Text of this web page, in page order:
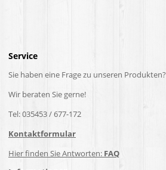
Service
Sie haben eine Frage zu unseren Produkten?
Wir beraten Sie gerne!
Tel: 035453 / 677-172
Kontaktformular
Hier finden Sie Antworten: FAQ